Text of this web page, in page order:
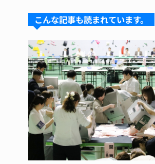
s
k
y
a
d
s
e
b
o
o
k
re
st
こんな記事も読まれています。